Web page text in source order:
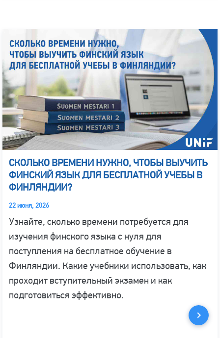
СКОЛЬКО ВРЕМЕНИ НУЖНО, ЧТОБЫ ВЫУЧИТЬ
ФИНСКИЙ ЯЗЫК ДЛЯ БЕСПЛАТНОЙ УЧЕБЫ В
ФИНЛЯНДИИ?
22 июня, 2026
Узнайте, сколько времени потребуется для
изучения финского языка с нуля для
поступления на бесплатное обучение в
Финляндии. Какие учебники использовать, как
проходит вступительный экзамен и как
подготовиться эффективно.